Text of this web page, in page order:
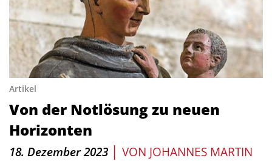
Artikel
Von der Notlösung zu neuen
Horizonten
18. Dezember 2023 | VON JOHANNES MARTIN